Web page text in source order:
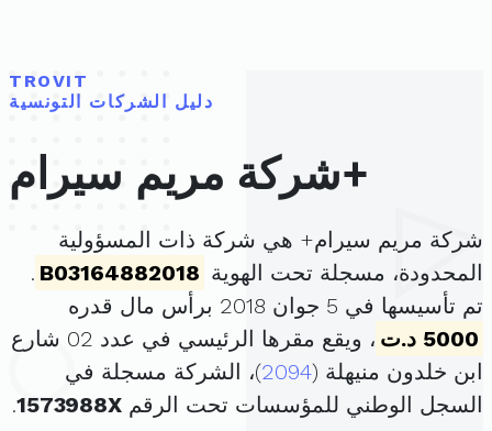
TROVIT
دليل الشركات التونسية
شركة مريم سيرام+
شركة مريم سيرام+ هي شركة ذات المسؤولية
المحدودة، مسجلة تحت الهوية B03164882018
.
تم تأسيسها في 5 جوان 2018 برأس مال قدره
5000 د.ت
، ويقع مقرها الرئيسي في عدد 02 شارع
ابن خلدون منيهلة (2094)، الشركة مسجلة في
السجل الوطني للمؤسسات تحت الرقم 1573988X
.